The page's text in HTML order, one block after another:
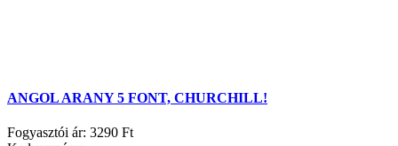
ANGOL ARANY 5 FONT, CHURCHILL!
Fogyasztói ár: 3290 Ft